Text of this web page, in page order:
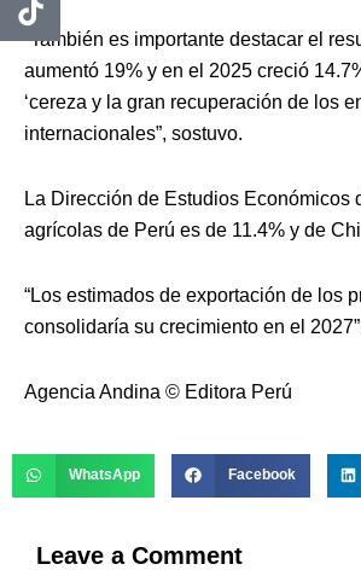
“También es importante destacar el
aumentó 19% y en el 2025 creció
‘cereza y la gran recuperación de los
internacionales”, sostuvo.
La Dirección de Estudios
agrícolas de Perú es de 11.4% y de
“Los estimados de exportación de los
consolidaría su crecimiento en el
Agencia Andina ©️ Editora Perú
WhatsApp Facebook
Leave a Comment